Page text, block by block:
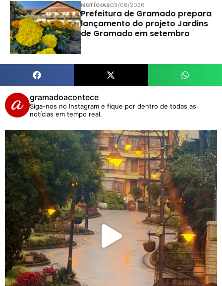
NOTÍCIAS03/08/2026
Prefeitura de Gramado prepara
lançamento do projeto Jardins
de Gramado em setembro
gramadoacontece
Siga-nos no Instagram e fique por dentro de todas as
notícias em tempo real.